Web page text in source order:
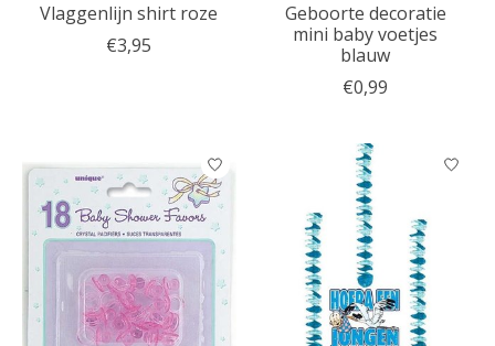
Vlaggenlijn shirt roze
€3,95
Geboorte decoratie
mini baby voetjes
blauw
€0,99